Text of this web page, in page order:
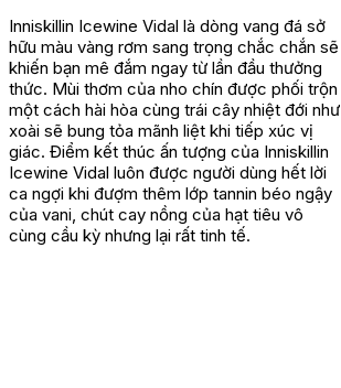
Inniskillin Icewine Vidal là dòng vang đá sở
hữu màu vàng rơm sang trọng chắc chắn sẽ
khiến bạn mê đắm ngay từ lần đầu thưởng
thức. Mùi thơm của nho chín được phối trộn
một cách hài hòa cùng trái cây nhiệt đới như
xoài sẽ bung tỏa mãnh liệt khi tiếp xúc vị
giác. Điểm kết thúc ấn tượng của Inniskillin
Icewine Vidal luôn được người dùng hết lời
ca ngợi khi đượm thêm lớp tannin béo ngậy
của vani, chút cay nồng của hạt tiêu vô
cùng cầu kỳ nhưng lại rất tinh tế.